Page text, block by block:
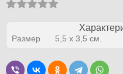
Размер 5,5 x 3,5 см.